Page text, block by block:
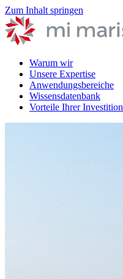
Zum Inhalt springen
Warum wir
Unsere Expertise
Anwendungsbereiche
Wissensdatenbank
Vorteile Ihrer Investition